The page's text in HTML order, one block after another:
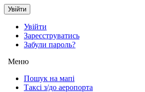
Увійти
Увійти
Зареєструватись
Забули пароль?
Меню
Пошук на мапі
Таксi з/до аеропорта